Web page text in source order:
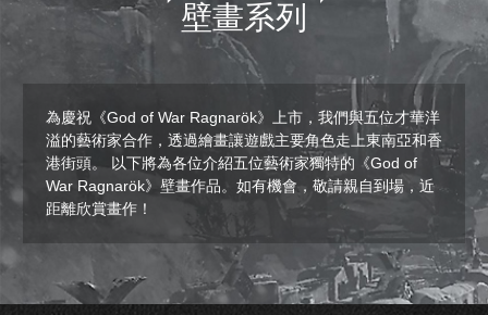
壁畫系列
為慶祝《God of War Ragnarök》上市，我們與五位才華洋
溢的藝術家合作，透過繪畫讓遊戲主要角色走上東南亞和香
港街頭。 以下將為各位介紹五位藝術家獨特的《God of
War Ragnarök》壁畫作品。如有機會，敬請親自到場，近
距離欣賞畫作！